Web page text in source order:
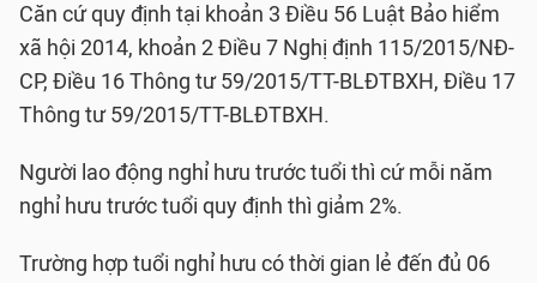
Căn cứ quy định tại khoản 3 Điều 56 Luật Bảo hiểm
xã hội 2014, khoản 2 Điều 7 Nghị định 115/2015/NĐ-
CP, Điều 16 Thông tư 59/2015/TT-BLĐTBXH, Điều 17
Thông tư 59/2015/TT-BLĐTBXH.
Người lao động nghỉ hưu trước tuổi thì cứ mỗi năm
nghỉ hưu trước tuổi quy định thì giảm 2%.
Trường hợp tuổi nghỉ hưu có thời gian lẻ đến đủ 06